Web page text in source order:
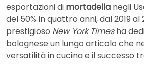
esportazioni di mortadella negli
del 50% in quattro anni, dal 2019
prestigioso New York Timesha
bolognese un lungo articolo che
versatilità in cucina e il successo